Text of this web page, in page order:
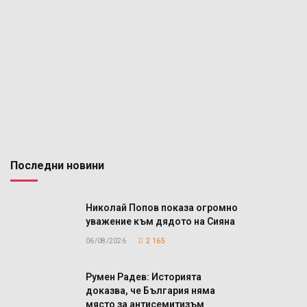
Последни новини
Николай Попов показа огромно
уважение към дядото на Сияна
06/08/2026 2 165
Румен Радев: Историята
доказва, че България няма
място за антисемитизъм